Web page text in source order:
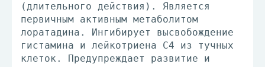
(длительного действия). Является
первичным активным метаболитом
лоратадина. Ингибирует высвобождение
гистамина и лейкотриена С4 из тучных
клеток. Предупреждает развитие и